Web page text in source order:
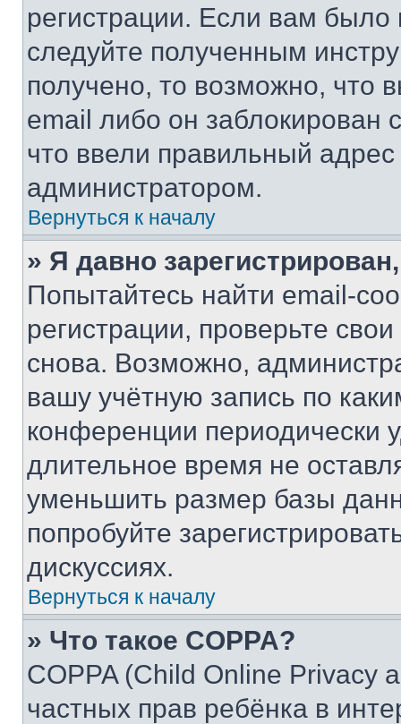
регистрации. Если вам
следуйте полученным
получено, то возможно, что
email либо он
что ввели правильный адрес
администратором.
Вернуться к началу
» Я давно
Попытайтесь найти email-
регистрации, проверьте
снова. Возможно,
вашу учётную запись по
конференции периодически
длительное время не
уменьшить размер базы
попробуйте
дискуссиях.
Вернуться к началу
» Что такое COPPA?
COPPA (Child Online Privacy
частных прав ребёнка в